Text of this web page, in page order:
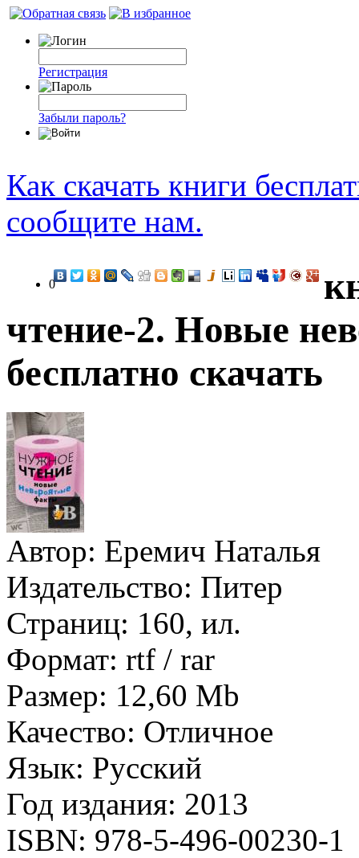
Регистрация
Забыли пароль?
Как скачать книги
сообщите нам.
0
чтение-2. Новые
бесплатно скачать
Автор: Еремич Наталья
Издательство: Питер
Страниц: 160, ил.
Формат: rtf / rar
Размер: 12,60 Mb
Качество: Отличное
Язык: Русский
Год издания: 2013
ISBN: 978-5-496-00230-1